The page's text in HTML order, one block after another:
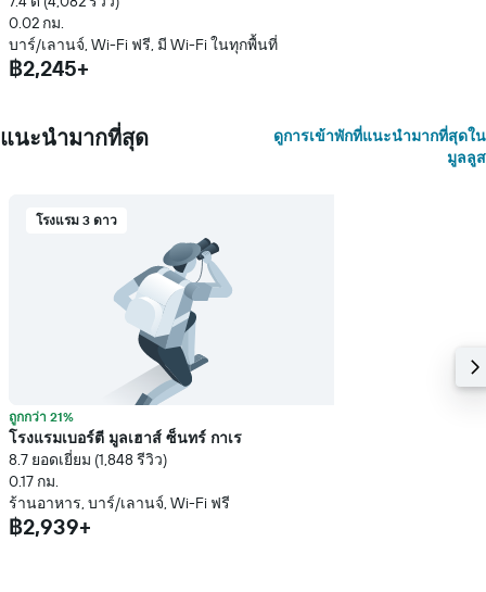
0.02 กม.
บาร์/เลานจ์, Wi-Fi ฟรี, มี Wi-Fi ในทุกพื้นที่
฿2,245+
แนะนำมากที่สุด
ดูการเข้าพักที่แนะนำมากที่สุดใน
มูลลูส
โรงแรม 3 ดาว
ถูกกว่า 21%
โรงแรมเบอร์ตี มูลเฮาส์ ซ็นทร์ กาเร
8.7 ยอดเยี่ยม (1,848 รีวิว)
0.17 กม.
ร้านอาหาร, บาร์/เลานจ์, Wi-Fi ฟรี
฿2,939+